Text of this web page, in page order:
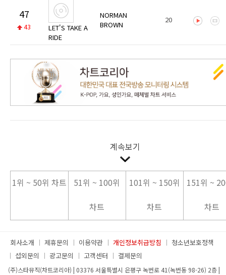
47
43
LET'S TAKE A
RIDE
NORMAN
BROWN
20
계속보기
1위 ~ 50위 차트
51위 ~ 100위
차트
101위 ~ 150위
차트
151위 ~
차트
회사소개 제휴문의 이용약관 개인정보취급방침
청소년보호정책
섭외문의
광고문의 고객센터 결제문의
(주)스타뮤직(차트코리아) 03376 서울특별시 은평구 녹번로 41(녹번동 98-26) 2층